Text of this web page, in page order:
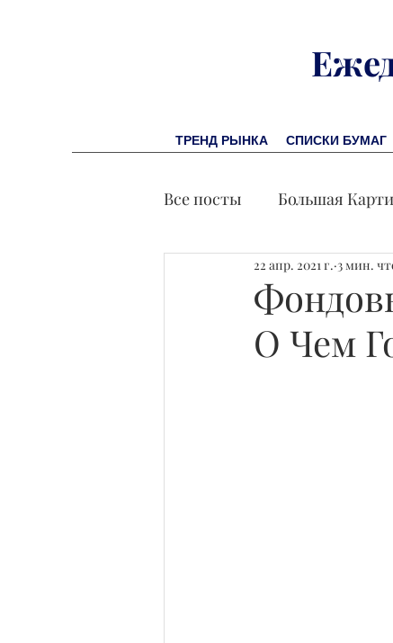
ТРЕНД РЫНКА СПИСКИ БУМАГ
Все посты Большая
Заметки финсоветника
Лидеры И Успех
О Чем
22 апр. 2021 г. 3 мин.